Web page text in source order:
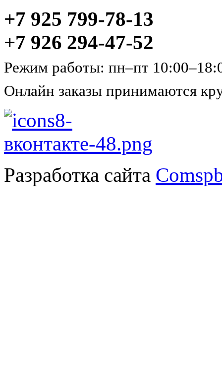
+7 925 799-78-13
+7 926 294-47-52
Режим работы: пн–пт
Онлайн заказы принимаются
Разработка сайта